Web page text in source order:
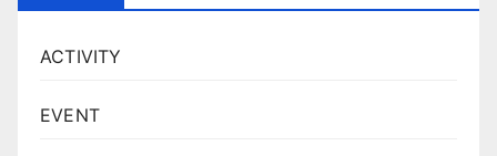
ACTIVITY
EVENT